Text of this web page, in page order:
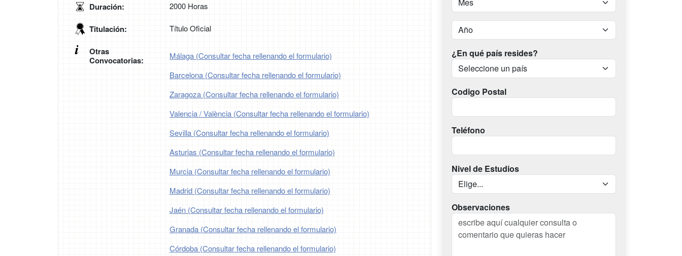
Duración: 2000 Horas
Titulación: Título Oficial
Otras
Convocatorias:
Málaga (Consultar fecha rellenando el formulario)
Barcelona (Consultar fecha rellenando el formulario)
Zaragoza (Consultar fecha rellenando el formulario)
Valencia / València (Consultar fecha rellenando el formulario)
Sevilla (Consultar fecha rellenando el formulario)
Asturias (Consultar fecha rellenando el formulario)
Murcia (Consultar fecha rellenando el formulario)
Madrid (Consultar fecha rellenando el formulario)
Jaén (Consultar fecha rellenando el formulario)
Granada (Consultar fecha rellenando el formulario)
Córdoba (Consultar fecha rellenando el formulario)
¿En qué país resides?
Codigo Postal
Teléfono
Nivel de Estudios
Observaciones